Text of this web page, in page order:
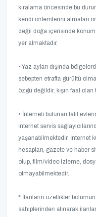
kiralama öncesinde bu
kendi önlemlerini almaları
değil doğa içerisinde
yer almaktadır.
• Yaz ayları dışında
sebepten etrafta gürültü
özgü değildir, kışın faal
• İnterneti bulunan tatil
internet servis
yaşanabilmektedir. İnternet
hesapları, gazete ve haber
olup, film/video izleme,
olmayabilmektedir.
* İlanların özellikler
sahiplerinden alınarak